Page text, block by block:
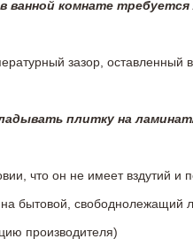
ванной комнате
зазор,
плитку на
что он не имеет вздутий
бытовой, свободнолежащий
производителя)